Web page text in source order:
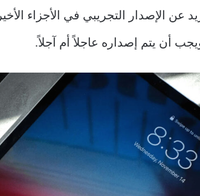
عن الإصدار التجريبي في الأجزاء
أن يتم إصداره عاجلاً أم آجلاً.